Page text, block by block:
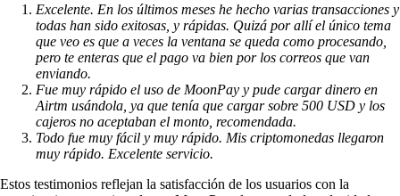
Excelente. En los últimos meses he hecho varias transacciones y
todas han sido exitosas, y rápidas. Quizá por allí el único tema
que veo es que a veces la ventana se queda como procesando,
pero te enteras que el pago va bien por los correos que van
enviando.
Fue muy rápido el uso de MoonPay y pude cargar dinero en
Airtm usándola, ya que tenía que cargar sobre 500 USD y los
cajeros no aceptaban el monto, recomendada.
Todo fue muy fácil y muy rápido. Mis criptomonedas llegaron
muy rápido. Excelente servicio.
Estos testimonios reflejan la satisfacción de los usuarios con la